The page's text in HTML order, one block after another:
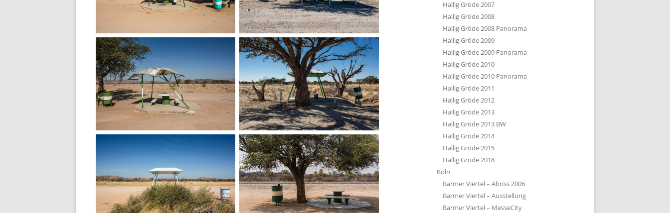
Hallig Gröde 2007
Hallig Gröde 2008
Hallig Gröde 2008 Panorama
Hallig Gröde 2009
Hallig Gröde 2009 Panorama
Hallig Gröde 2010
Hallig Gröde 2010 Panorama
Hallig Gröde 2011
Hallig Gröde 2012
Hallig Gröde 2013
Hallig Gröde 2013 BW
Hallig Gröde 2014
Hallig Gröde 2015
Hallig Gröde 2018
Köln
Barmer Viertel – Abriss 2006
Barmer Viertel – Ausstellung
Barmer Viertel – MesseCity